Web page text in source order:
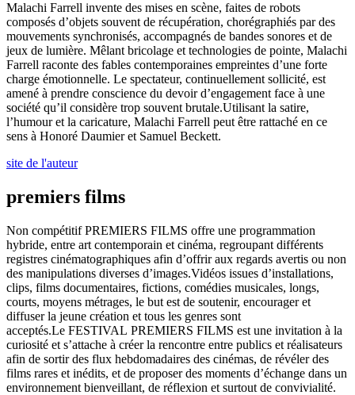
Malachi Farrell invente des mises en scène, faites de robots
composés d’objets souvent de récupération, chorégraphiés par des
mouvements synchronisés, accompagnés de bandes sonores et de
jeux de lumière. Mêlant bricolage et technologies de pointe, Malachi
Farrell raconte des fables contemporaines empreintes d’une forte
charge émotionnelle. Le spectateur, continuellement sollicité, est
amené à prendre conscience du devoir d’engagement face à une
société qu’il considère trop souvent brutale.Utilisant la satire,
l’humour et la caricature, Malachi Farrell peut être rattaché en ce
sens à Honoré Daumier et Samuel Beckett.
site de l'auteur
premiers films
Non compétitif PREMIERS FILMS offre une programmation
hybride, entre art contemporain et cinéma, regroupant différents
registres cinématographiques afin d’offrir aux regards avertis ou non
des manipulations diverses d’images.Vidéos issues d’installations,
clips, films documentaires, fictions, comédies musicales, longs,
courts, moyens métrages, le but est de soutenir, encourager et
diffuser la jeune création et tous les genres sont
acceptés.Le FESTIVAL PREMIERS FILMS est une invitation à la
curiosité et s’attache à créer la rencontre entre publics et réalisateurs
afin de sortir des flux hebdomadaires des cinémas, de révéler des
films rares et inédits, et de proposer des moments d’échange dans un
environnement bienveillant, de réflexion et surtout de convivialité.